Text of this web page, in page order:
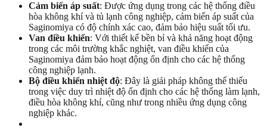
Cảm biến áp suất: Được ứng dụng trong các hệ thống điều
hòa không khí và tủ lạnh công nghiệp, cảm biến áp suất của
Saginomiya có độ chính xác cao, đảm bảo hiệu suất tối ưu.
Van điều khiển: Với thiết kế bền bỉ và khả năng hoạt động
trong các môi trường khắc nghiệt, van điều khiển của
Saginomiya đảm bảo hoạt động ổn định cho các hệ thống
công nghiệp lạnh.
Bộ điều khiển nhiệt độ: Đây là giải pháp không thể thiếu
trong việc duy trì nhiệt độ ổn định cho các hệ thống làm lạnh,
điều hòa không khí, cũng như trong nhiều ứng dụng công
nghiệp khác.